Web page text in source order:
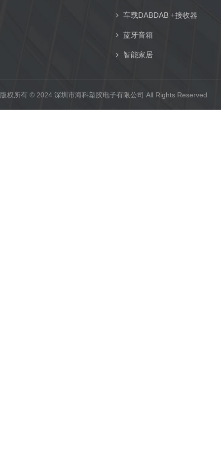
车载DABDAB +接收器
蓝牙音箱
智能家居
版权所有 © 2024 深圳市海科塑胶电子有限公司 All Rights Reserved